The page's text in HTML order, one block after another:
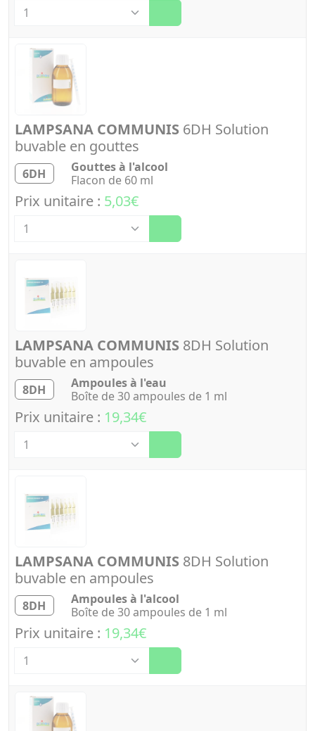
LAMPSANA COMMUNIS 6DH Solution
buvable en gouttes
6DH
Gouttes à l'alcool
Flacon de 60 ml
Prix unitaire : 5,03€
LAMPSANA COMMUNIS 8DH Solution
buvable en ampoules
8DH
Ampoules à l'eau
Boîte de 30 ampoules de 1 ml
Prix unitaire : 19,34€
LAMPSANA COMMUNIS 8DH Solution
buvable en ampoules
8DH
Ampoules à l'alcool
Boîte de 30 ampoules de 1 ml
Prix unitaire : 19,34€